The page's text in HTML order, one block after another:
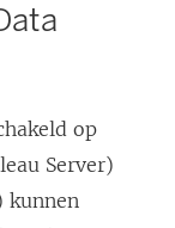
op
Server)
kunnen